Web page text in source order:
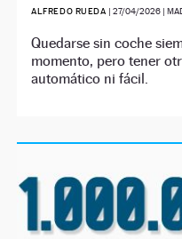
ALFREDO RUEDA | 27/04/2026|
Quedarse sin coche
momento, pero tener
automático ni fácil.